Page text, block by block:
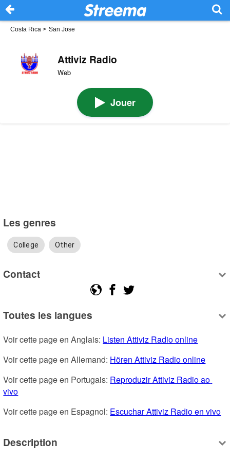
Costa Rica > San Jose
Attiviz Radio
Web
Jouer
Les genres
College Other
Contact
Toutes les langues
Voir cette page en Anglais: Listen Attiviz Radio online
Voir cette page en Allemand: Hören Attiviz Radio online
Voir cette page en Portugais: Reproduzir Attiviz Radio ao
vivo
Voir cette page en Espagnol: Escuchar Attiviz Radio en vivo
Description